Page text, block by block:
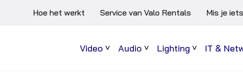
Hoe het werkt Service van Valo Rentals Mis je
Video
Sub
Audio
Sub
Lighting
Sub
IT &